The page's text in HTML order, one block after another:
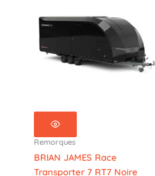
Remorques
BRIAN JAMES Race
Transporter 7 RT7 Noire